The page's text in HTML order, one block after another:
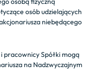
osób udzielających
niebędącego
pracownicy Spółki mogą
na Nadzwyczajnym